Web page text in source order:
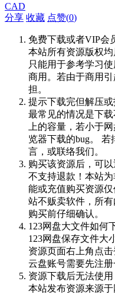
CAD
分享 收藏 点赞(0)
免费下载或者VIP会
本站所有资源版权
只能用于参考学习
商用。若由于商用
担。
提示下载完但解压或
最常见的情况是下
上的容量，若小于
览器下载的bug。
言，或联络我们。
购买该资源后，可以
不支持退款！本站
能或充值购买资源
站不贩卖软件，所
购买前仔细确认。
123网盘大文件如何
123网盘保存文件大
资源页面右上角点
云盘账号需要先注册
资源下载后无法使用
本站发布资源来源